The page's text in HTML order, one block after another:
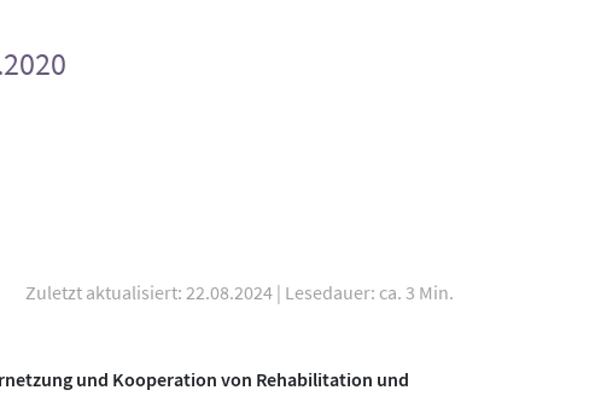
Zuletzt aktualisiert: 22.08.2024 | Lesedauer: ca. 3 Min.
und Kooperation von Rehabilitation und